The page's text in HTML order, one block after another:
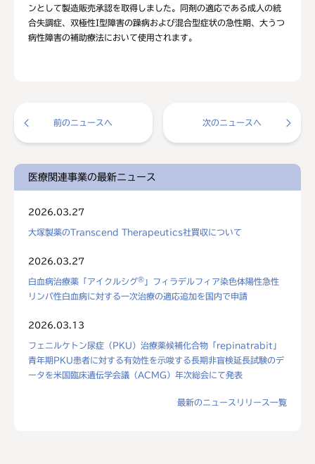
ンとして製造販売承認を取得しました。同剤の適応である成人の統
合失調症、双極性I型障害の躁病および混合型症状の急性期、大うつ
病性障害の補助療法において使用されます。
前のニュースへ 次のニュースへ
医療関連事業の最新ニュース
2026.03.27
大塚製薬のTranscend Therapeutics社買収について
2026.03.27
白血病治療薬「アイクルシグ® 」フィラデルフィア染色体陽性急性
リンパ性白血病に対する一次治療の適応追加を国内で申請
2026.03.13
フェニルケトン尿症（PKU）治療薬候補化合物「repinatrabit」
青年期PKU患者に対する有効性を示唆する長期非盲検延長試験のデ
ータを米国臨床遺伝学会議（ACMG）年次総会にて発表
最新のニュースリリース一覧